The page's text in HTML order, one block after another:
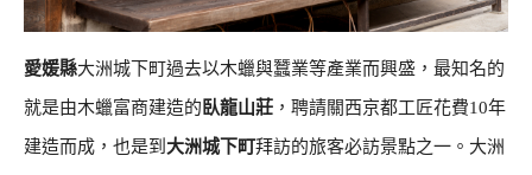
愛媛縣大洲城下町過去以木蠟與蠶業等產業而興盛，最知名的
就是由木蠟富商建造的 臥龍山莊 ，聘請關西京都工匠花費10年
建造而成，也是到 大洲城下町拜訪的旅客必訪景點之一。大洲